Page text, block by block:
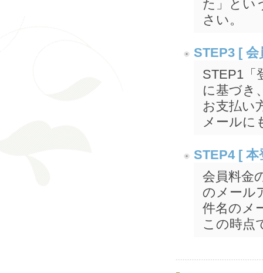
た」とい
さい。
STEP3 [
STEP1「
に基づき
お支払い
メールに
STEP4 [
会員料金
のメール
件名のメ
この時点